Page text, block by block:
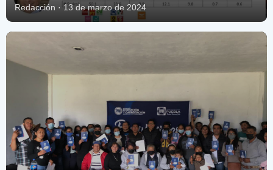
Redacción · 13 de marzo de 2024